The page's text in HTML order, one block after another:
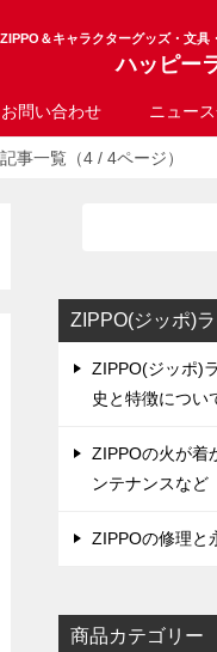
ZIPPO＆キャラクターグッズ・文具
ハッピー
お問い合わせ ニュー
事一覧（4 / 4ページ）
ZIPPO(ジッポ)
ZIPPO(ジッポ)
史と特徴につい
ZIPPOの火が着
ンテナンスなど
ZIPPOの修理と
商品カテゴリー